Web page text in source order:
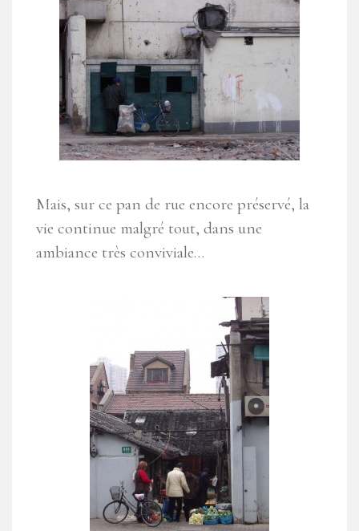
Mais, sur ce pan de rue encore préservé, la
vie continue malgré tout, dans une
ambiance très conviviale…